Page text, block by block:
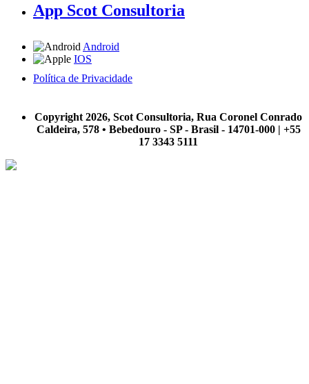
App Scot Consultoria
Android
IOS
Política de Privacidade
Copyright 2026, Scot Consultoria, Rua Coronel Conrado
Caldeira, 578 • Bebedouro - SP - Brasil - 14701-000 | +55
17 3343 5111